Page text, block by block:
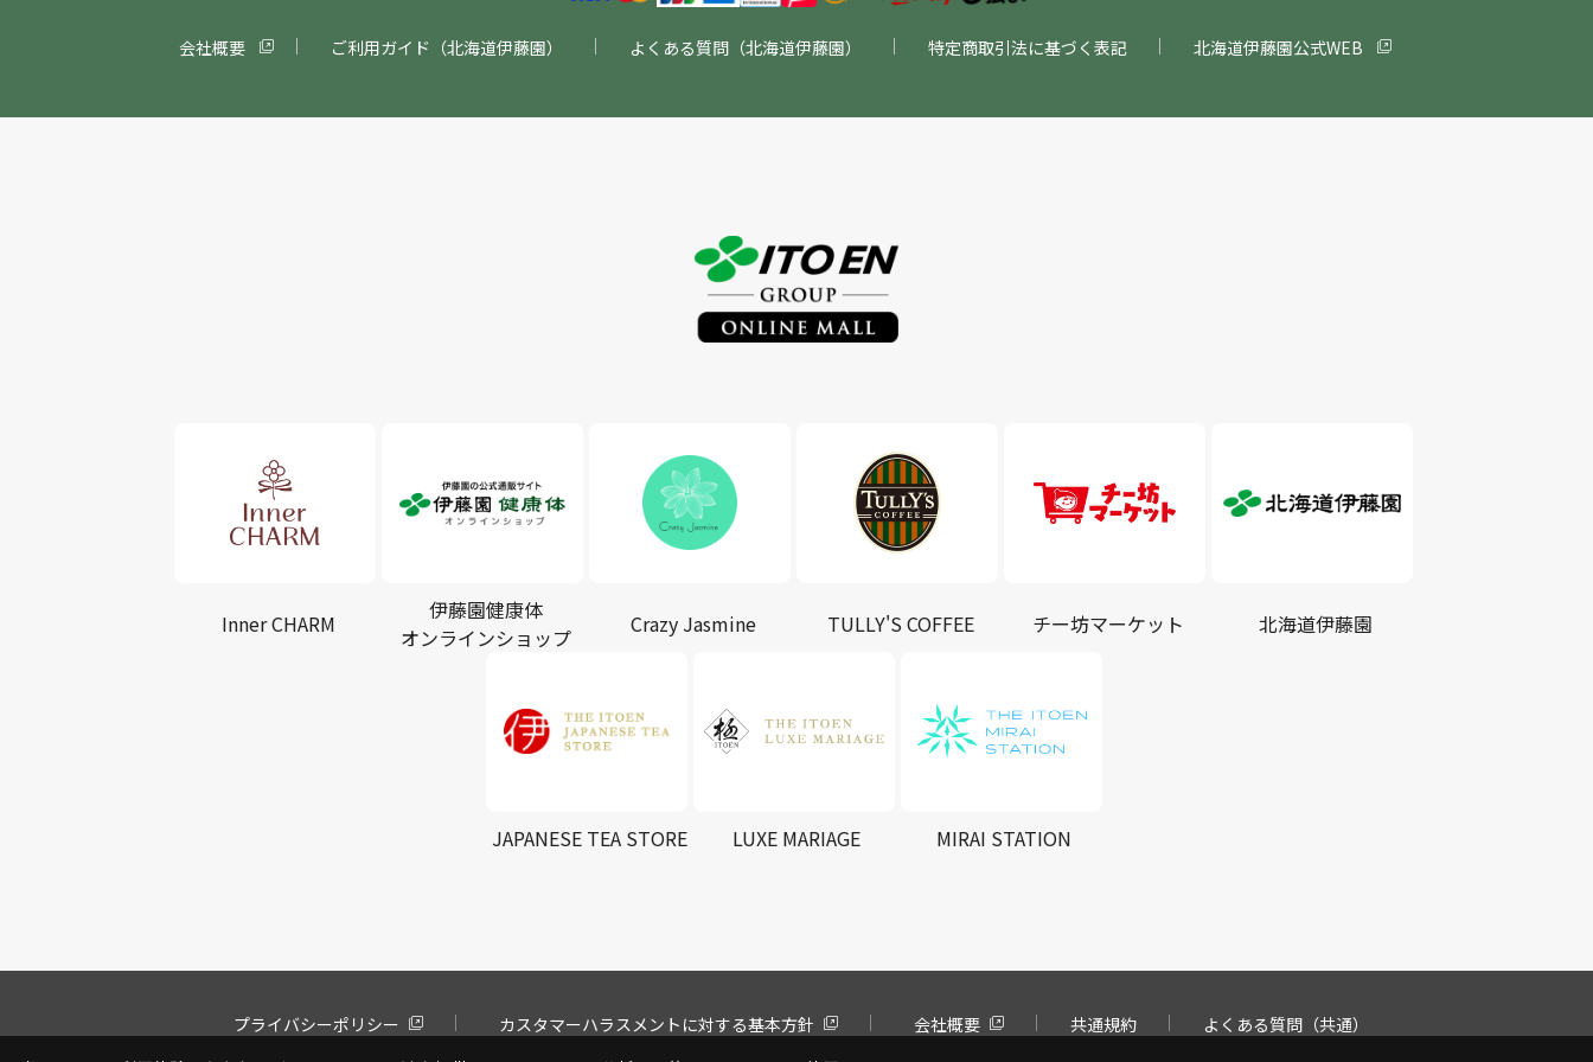
会社概要 ご利用ガイド（北海道伊藤園） よくある質問（北海道伊藤園） 特定商取引法に基づく表記 北海道伊藤園公式WEB
Inner CHARM
伊藤園健康体
オンラインショップ
Crazy Jasmine TULLY'S COFFEE チー坊マーケット 北海道伊藤園
JAPANESE TEA STORE LUXE MARIAGE MIRAI STATION
プライバシーポリシー カスタマーハラスメントに対する基本方針 会社概要 共通規約
よくある質問（共通）